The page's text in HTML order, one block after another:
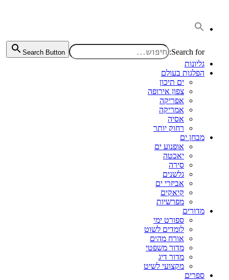
Search for:
Search Button
גליונות
הפלגות בעולם
ים תיכון
צפון אירופה
אפריקה
אמריקה
אסיה
רחוק יותר
מבחן ים
אופנוע ים
יאכטה
סירה
גלשנים
אביזרי ים
קיאקים
מפרשיות
מדורים
ספורט ימי
לומדים לשוט
אורח מהים
מדור משפטי
מדור דיג
מקצועי לשיט
ספרים